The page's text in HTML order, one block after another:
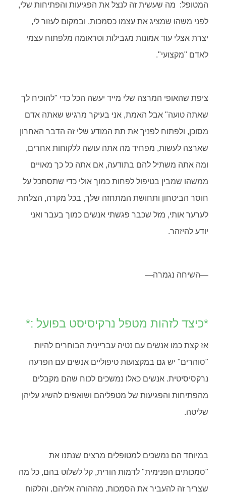
המטופל: מה שעשית זה לנצל את הפגיעות והפתיחות שלי,
לפני משהו שמציג את עצמו כסמכות, ובמקום לעזור לי,
יצרת אצלי עוד אמונות מגבילות וטראומה מלפתוח עצמי
לאדם "מקצועי".
ציפת שהאופי המרצה שלי מייד יעשה הכל כדי "להוכיח לך
שאתה טועה" אבל האמת, אני בעיקר מרגיש שאתה אדם
מסוכן, ולפתוח לפניך את תת המודע שלי זה הדבר האחרון
שארצה לעשות, מפחיד מה אתה עושה ללקוחות אחרים,
ומה אתה משתיל להם בתודעה, אם אתה כל כך מאויים
ממשהו שמבין בטיפול לפחות כמוך אולי כדי שתסתכל על
חוסר הביטחון ותחושת המתחזה שלך, בכל מקרה, הצלחת
לערער אותי, מזל שכבר פגשתי אנשים כמוך בעבר ואני
יודע להיזהר.
—השיחה נגמרה—
*כיצד לזהות מטפל נרקיסיסט בפועל :*
אז קצת כמו אנשים עם נטיה עבריינית הבוחרים להיות
"סוהרים" יש גם במקצועות טיפוליים אנשים עם הפרעה
נרקסיסיטית. אנשים כאלו נמשכים לכוח שהם מקבלים
מהפתיחות והפגיעות של מטפליהם ושואפים להשיג עליהן
שליטה.
במיוחד הם נמשכים למטופלים מרצים שנתנו את
"סמכותים הפנימית" לדמות הורית, קל לשלוט בהם, כל מה
שצריך זה להעביר את הסמכות, מההורה אליהם, והלקוח